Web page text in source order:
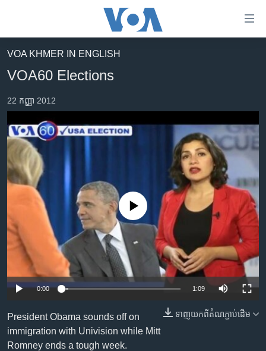
គេហទំព័រ​
រំលង​
និង​
ចូល​
ទៅ​​
ទំព័រ​
ព័ត៌មាន​​
តែ​
ម្តង
ចូល​
សម្ព័ន្ធ​
និង​
ចូល​
ទៅ​
អន្តរជាតិ
អាមេរិក
ចិន
ហេឡូវីអូអេ
កម្ពុជាច្នៃប្រតិដ្ឋ
ព្រឹត្តិការណ៍ព័ត៌មាន
ទូរទស្សន៍ / វីដេអូ​
វិទ្យុ / ផតខាសថ៍
កម្មវិធីទាំងអស់
Khmer English
បណ្តាញ​សង្គម
VOA KHMER IN ENGLISH
VOA60 Elections
22 កញ្ញា 2012
No media source currently available
0:00 1:09
ទាញ​យក​ពី​តំណភ្ជាប់​ដើម
President Obama sounds off on
immigration with Univision while Mitt
Romney ends a tough week.